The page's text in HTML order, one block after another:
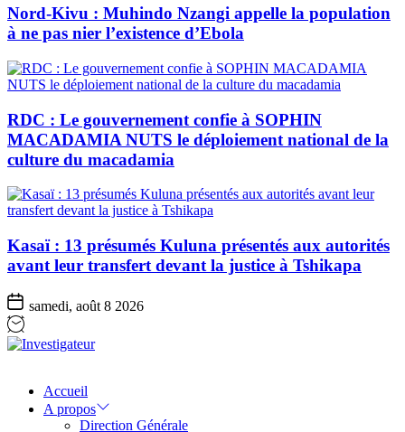
Nord-Kivu : Muhindo Nzangi appelle la population
à ne pas nier l’existence d’Ebola
RDC : Le gouvernement confie à SOPHIN
MACADAMIA NUTS le déploiement national de la
culture du macadamia
Kasaï : 13 présumés Kuluna présentés aux autorités
avant leur transfert devant la justice à Tshikapa
samedi, août 8 2026
Accueil
A propos
Direction Générale